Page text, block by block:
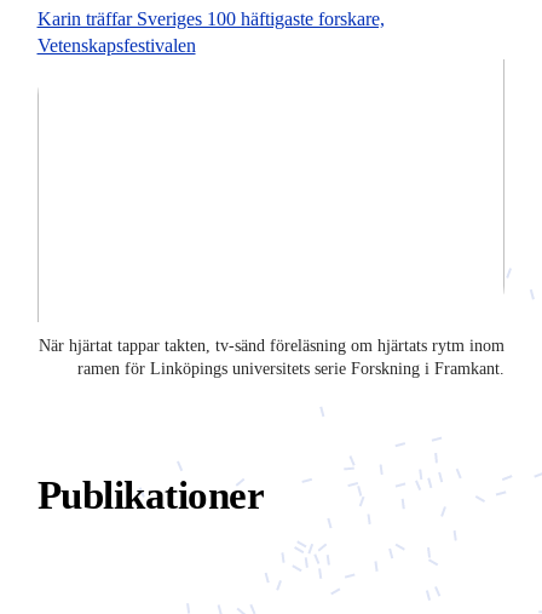
Karin träffar Sveriges 100 häftigaste forskare,
Vetenskapsfestivalen
När hjärtat tappar takten, tv-sänd föreläsning om hjärtats rytm inom
ramen för Linköpings universitets serie Forskning i Framkant.
Publikationer